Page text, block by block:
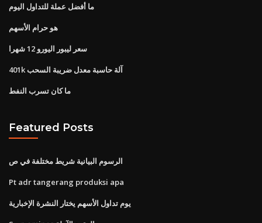
ما أفضل عملة للتداول اليوم
هو حرام الأسهم
سعر ليبور اليورو 12 شهرا
401k آلة حاسبة معدل ضريبة السحب
ما كان تسرب النفط
Featured Posts
الرسوم البيانية شريط مختلفة في ص
Pt adr tangerang produksi apa
يوم تداول الأسهم يختار النشرة الإخبارية